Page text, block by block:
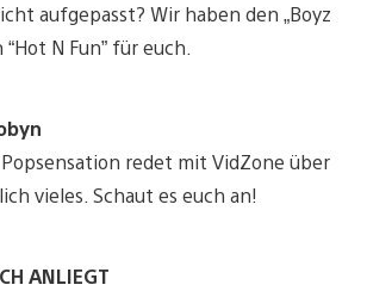
aufgepasst? Wir haben den „Boyz
“Hot N Fun” für euch.
redet mit VidZone über
vieles. Schaut es euch an!
ANLIEGT